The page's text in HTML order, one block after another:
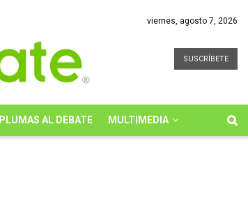
viernes, agosto 7, 2026
SUSCRÍBETE
PLUMAS AL DEBATE MULTIMEDIA